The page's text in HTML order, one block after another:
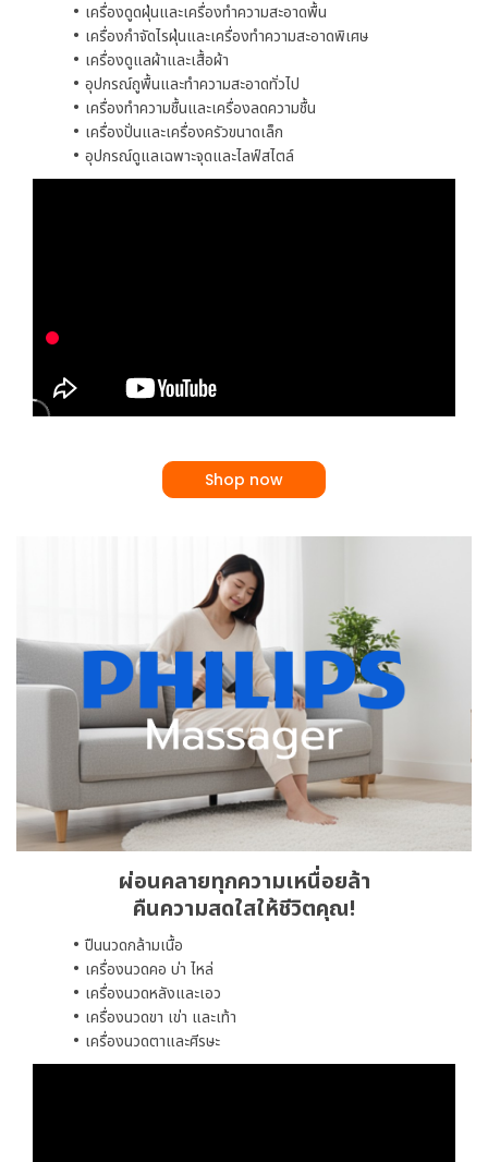
เครื่องดูดฝุ่นและเครื่องทำความสะอาดพื้น
เครื่องกำจัดไรฝุ่นและเครื่องทำความสะอาดพิเศษ
เครื่องดูแลผ้าและเสื้อผ้า
อุปกรณ์ถูพื้นและทำความสะอาดทั่วไป
เครื่องทำความชื้นและเครื่องลดความชื้น
เครื่องปั่นและเครื่องครัวขนาดเล็ก
อุปกรณ์ดูแลเฉพาะจุดและไลฟ์สไตล์
Shop now
ผ่อนคลายทุกความเหนื่อยล้า
คืนความสดใสให้ชีวิตคุณ!
ปืนนวดกล้ามเนื้อ
เครื่องนวดคอ บ่า ไหล่
เครื่องนวดหลังและเอว
เครื่องนวดขา เข่า และเท้า
เครื่องนวดตาและศีรษะ